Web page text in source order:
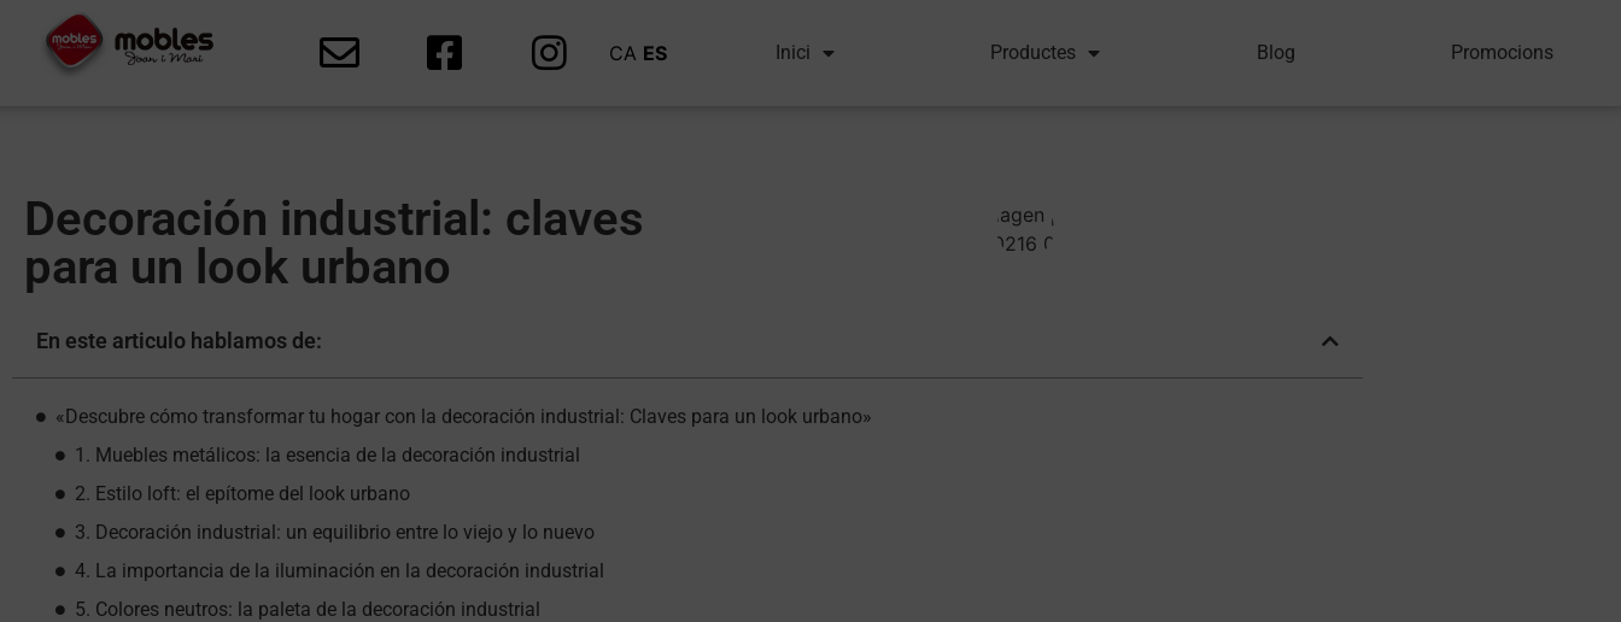
CA ES Inici Productes Blog Promocions
Decoración industrial: claves
para un look urbano
En este articulo hablamos de:
«Descubre cómo transformar tu hogar con la decoración industrial: Claves para un look urbano»
1. Muebles metálicos: la esencia de la decoración industrial
2. Estilo loft: el epítome del look urbano
3. Decoración industrial: un equilibrio entre lo viejo y lo nuevo
4. La importancia de la iluminación en la decoración industrial
5. Colores neutros: la paleta de la decoración industrial